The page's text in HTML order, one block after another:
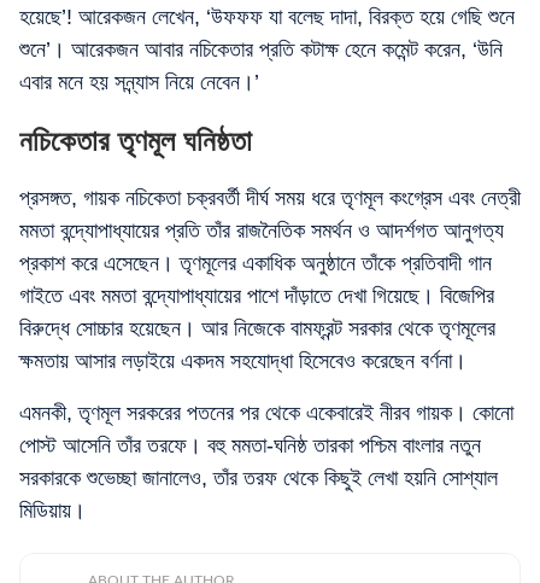
হয়েছে’! আরেকজন লেখেন, ‘উফফফ যা বলেছ দাদা, বিরক্ত হয়ে গেছি শুনে
শুনে’। আরেকজন আবার নচিকেতার প্রতি কটাক্ষ হেনে কমেন্ট করেন, ‘উনি
এবার মনে হয় সন্ন্যাস নিয়ে নেবেন।’
নচিকেতার তৃণমূল ঘনিষ্ঠতা
প্রসঙ্গত, গায়ক নচিকেতা চক্রবর্তী দীর্ঘ সময় ধরে তৃণমূল কংগ্রেস এবং নেত্রী
মমতা বন্দ্যোপাধ্যায়ের প্রতি তাঁর রাজনৈতিক সমর্থন ও আদর্শগত আনুগত্য
প্রকাশ করে এসেছেন। তৃণমূলের একাধিক অনুষ্ঠানে তাঁকে প্রতিবাদী গান
গাইতে এবং মমতা বন্দ্যোপাধ্যায়ের পাশে দাঁড়াতে দেখা গিয়েছে। বিজেপির
বিরুদ্ধে সোচ্চার হয়েছেন। আর নিজেকে বামফ্রন্ট সরকার থেকে তৃণমূলের
ক্ষমতায় আসার লড়াইয়ে একদম সহযোদ্ধা হিসেবেও করেছেন বর্ণনা।
এমনকী, তৃণমূল সরকরের পতনের পর থেকে একেবারেই নীরব গায়ক। কোনো
পোস্ট আসেনি তাঁর তরফে। বহু মমতা-ঘনিষ্ঠ তারকা পশ্চিম বাংলার নতুন
সরকারকে শুভেচ্ছা জানালেও, তাঁর তরফ থেকে কিছুই লেখা হয়নি সোশ্যাল
মিডিয়ায়।